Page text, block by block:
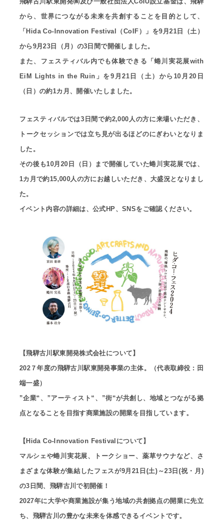
から、世界につながる未来を共創することを目的として、
「Hida Co-Innovation Festival（CoIF）」を9月21日（土）
から9月23日（月）の3日間で開催しました。
また、フェスティバル内でも体験できる「蜷川実花展with
EiM Lights in the Ruin」を9月21日（土）から10月20日
（日）の約1カ月、開催いたしました。
フェスティバルでは3日間で約2,000人の方に来場いただき、
トークセッションでは立ち見が出るほどのにぎわいとなりま
した。
その後も10月20日（日）まで開催していた蜷川実花展では、
1カ月で約15,000人の方にお越しいただき、大盛況となりまし
た。
イベント内容の詳細は、公式HP、SNSをご確認ください。
【飛騨古川駅東開発株式会社について】
202７年度の飛騨古川駅東開発事業の主体。（代表取締役：田
端一盛）
”企業“、”アーティスト“、”街“が共創し、地域とつながる拠
点となることを目指す商業施設の開業を目指しています。
【Hida Co-Innovation Festivalについて】
マルシェや蜷川実花展、トークショー、薬草サウナなど、さ
まざまな体験が集結したフェスが9月21日(土)～23日(祝・月)
の3日間、飛騨古川で初開催！
2027年に大学や商業施設が集う地域の共創拠点の開業に先立
ち、飛騨古川の豊かな未来を体感できるイベントです。